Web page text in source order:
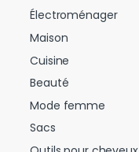
Électroménager
Maison
Cuisine
Beauté
Mode femme
Sacs